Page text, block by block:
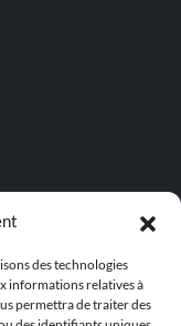
des technologies
informations relatives à
permettra de traiter des